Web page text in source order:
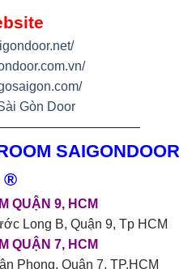
Gòn Door
SAIGONDOOR
®
QUẬN 9, HCM
Long B, Quận 9, Tp HCM
QUẬN 7, HCM
Phong, Quận 7, TP.HCM